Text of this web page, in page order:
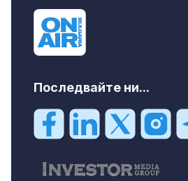
Последвайте ни...